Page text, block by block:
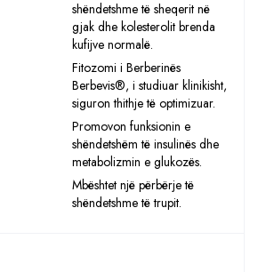
shëndetshme të sheqerit në
gjak dhe kolesterolit brenda
kufijve normalë.
Fitozomi i Berberinës
Berbevis®, i studiuar klinikisht,
siguron thithje të optimizuar.
Promovon funksionin e
shëndetshëm të insulinës dhe
metabolizmin e glukozës.
Mbështet një përbërje të
shëndetshme të trupit.